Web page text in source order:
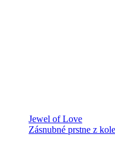
Jewel of Love
Zásnubné prstne z